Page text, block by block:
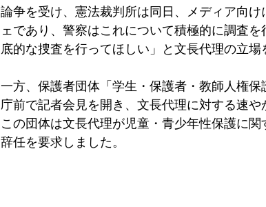
論争を受け、憲法裁判所は同日、メディア向
ェであり、警察はこれについて積極的に調査
底的な捜査を行ってほしい」と文長代理の立場
一方、保護者団体「学生・保護者・教師人権
庁前で記者会見を開き、文長代理に対する速や
この団体は文長代理が児童・青少年性保護に
辞任を要求しました。